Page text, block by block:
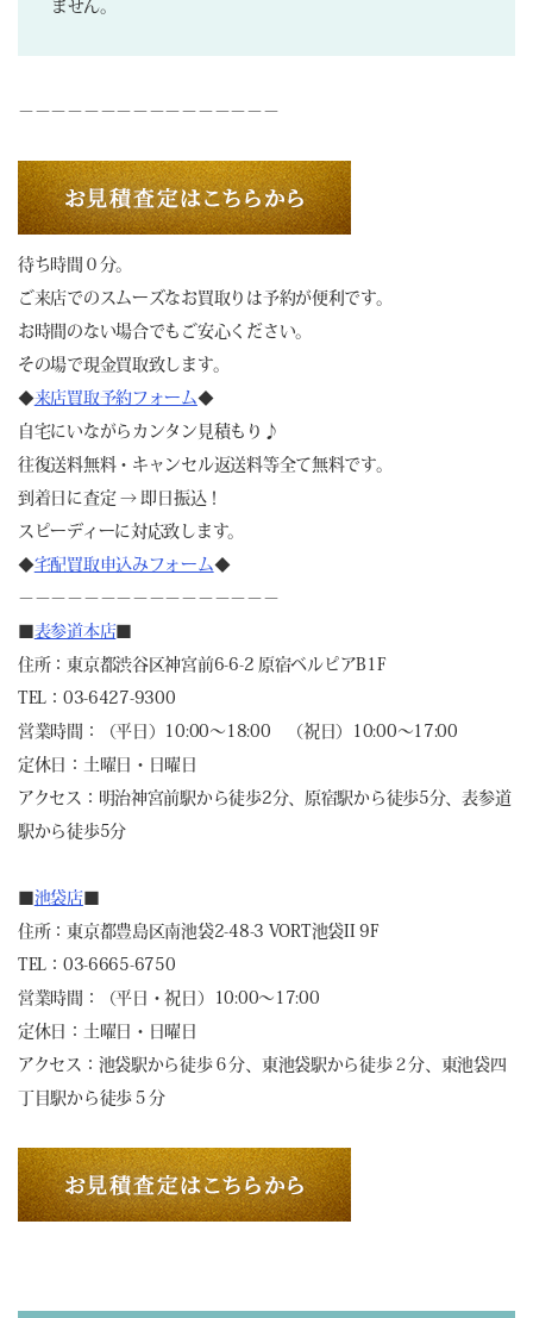
ません。
－－－－－－－－－－－－－－－－
待ち時間０分。
ご来店でのスムーズなお買取りは予約が便利です。
お時間のない場合でもご安心ください。
その場で現金買取致します。
◆来店買取予約フォーム◆
自宅にいながらカンタン見積もり♪
往復送料無料・キャンセル返送料等全て無料です。
到着日に査定 → 即日振込！
スピーディーに対応致します。
◆宅配買取申込みフォーム◆
－－－－－－－－－－－－－－－－
表参道本店
住所：東京都渋谷区神宮前6-6-2 原宿ベルピアB1F
TEL：03-6427-9300
営業時間：（平日）10:00～18:00 （祝日）10:00～17:00
定休日：土曜日・日曜日
アクセス：明治神宮前駅から徒歩2分、原宿駅から徒歩5分、表参道
駅から徒歩5分
池袋店
住所：東京都豊島区南池袋2-48-3 VORT池袋II 9F
TEL：03-6665-6750
営業時間：（平日・祝日）10:00～17:00
定休日：土曜日・日曜日
アクセス：池袋駅から徒歩６分、東池袋駅から徒歩２分、東池袋四
丁目駅から徒歩５分